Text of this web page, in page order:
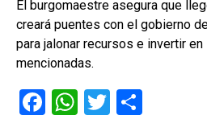
El burgomaestre asegura que
creará puentes con el gobierno
para jalonar recursos e invertir
mencionadas.
F
W
T